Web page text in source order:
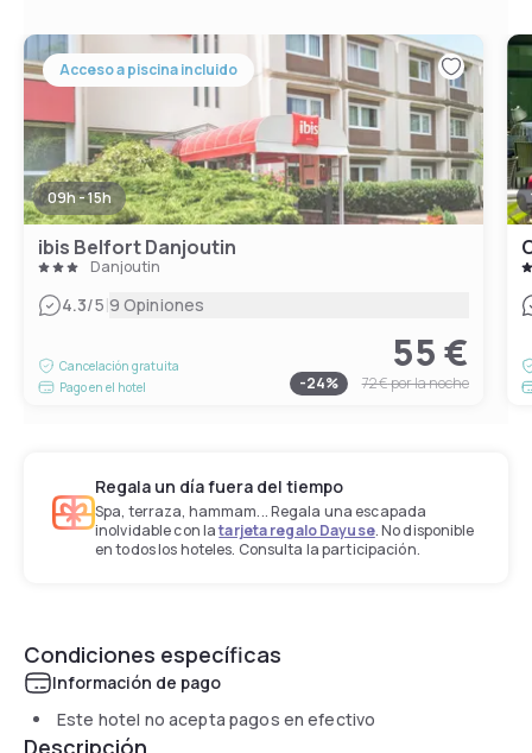
Acceso a piscina incluido
09h - 15h
ibis Belfort Danjoutin
Danjoutin
4.3/5|9 Opiniones
Cancelación gratuita
Pago en el hotel
55 €
-24% 72 €por la noche
Regala un día fuera del tiempo
Spa, terraza, hammam... Regala una escapada
inolvidable con latarjeta regalo Dayuse. No disponible
en todos los hoteles. Consulta la participación.
Condiciones específicas
Información de pago
Este hotel no acepta pagos en efectivo
Descripción